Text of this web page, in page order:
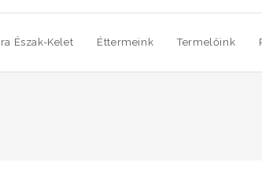
Észak-Kelet Éttermeink Termelőink